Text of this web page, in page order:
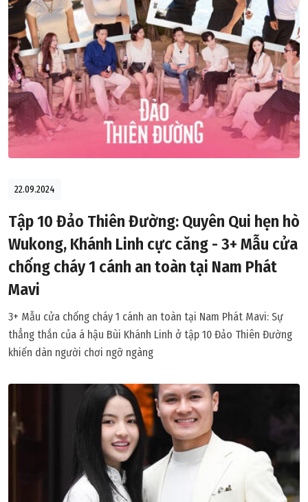
22.09.2024
Tập 10 Đảo Thiên Đường: Quyên Qui hẹn hò
Wukong, Khánh Linh cực căng - 3+ Mẫu cửa
chống cháy 1 cánh an toàn tại Nam Phát
Mavi
3+ Mẫu cửa chống cháy 1 cánh an toàn tại Nam Phát Mavi: Sự
thẳng thắn của á hậu Bùi Khánh Linh ở tập 10 Đảo Thiên Đường
khiến dàn người chơi ngỡ ngàng